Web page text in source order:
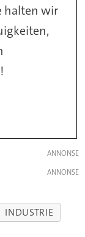
halten wir
INDUSTRIE